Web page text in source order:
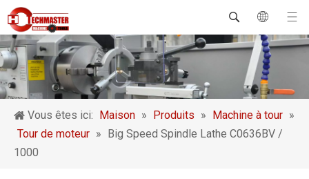
Vous êtes ici: Maison » Produits » Machine à tour »
Tour de moteur »
Big Speed ​​Spindle Lathe C0636BV /
1000